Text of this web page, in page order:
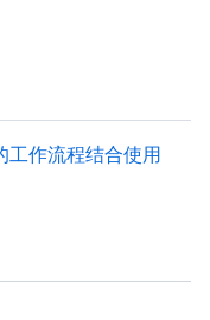
作流程结合使用